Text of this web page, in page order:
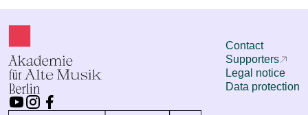
Contact
Supporters
Legal notice
Data protection